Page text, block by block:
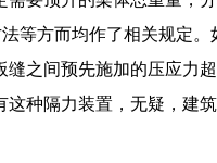
等方而均作了相关规定
之间预先施加的压应力
种隔力装置，无疑，建筑